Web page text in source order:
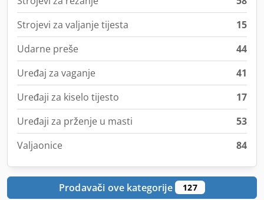
Strojevi za valjanje tijesta
15
Udarne preše
44
Uređaj za vaganje
41
Uređaji za kiselo tijesto
17
Uređaji za prženje u masti
53
Valjaonice
84
Prodavači ove kategorije 127